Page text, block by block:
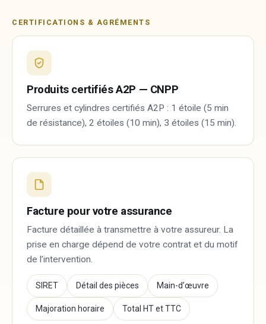
CERTIFICATIONS & AGRÉMENTS
Produits certifiés A2P — CNPP
Serrures et cylindres certifiés A2P : 1 étoile (5 min
de résistance), 2 étoiles (10 min), 3 étoiles (15 min).
Facture pour votre assurance
Facture détaillée à transmettre à votre assureur. La
prise en charge dépend de votre contrat et du motif
de l’intervention.
SIRET Détail des pièces Main-d’œuvre
Majoration horaire Total HT et TTC